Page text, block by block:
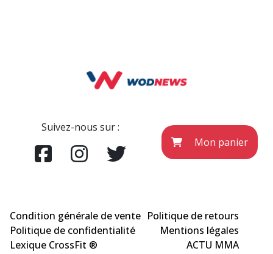
Suivez-nous sur :
Mon panier
Condition générale de vente Politique de retours
Politique de confidentialité
Mentions légales
Lexique CrossFit ®
ACTU MMA